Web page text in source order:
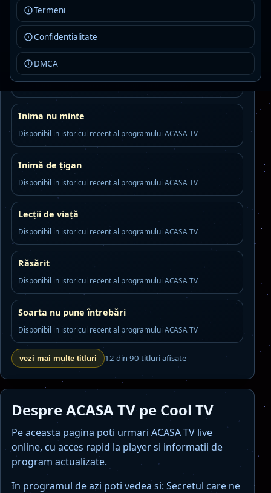
Termeni
Confidentialitate
DMCA
Rosalinda
Disponibil in istoricul recent al programului ACASA TV
Ştirile Acasă Actualităţi
Disponibil in istoricul recent al programului ACASA TV
Inima nu minte
Disponibil in istoricul recent al programului ACASA TV
Inimă de țigan
Disponibil in istoricul recent al programului ACASA TV
Lecţii de viaţă
Disponibil in istoricul recent al programului ACASA TV
Răsărit
Disponibil in istoricul recent al programului ACASA TV
Soarta nu pune întrebări
Disponibil in istoricul recent al programului ACASA TV
vezi mai multe titluri 12 din 90 titluri afisate
Despre ACASA TV pe Cool TV
Pe aceasta pagina poti urmari ACASA TV live
online, cu acces rapid la player si informatii de
program actualizate.
In programul de azi poti vedea si: Secretul care ne